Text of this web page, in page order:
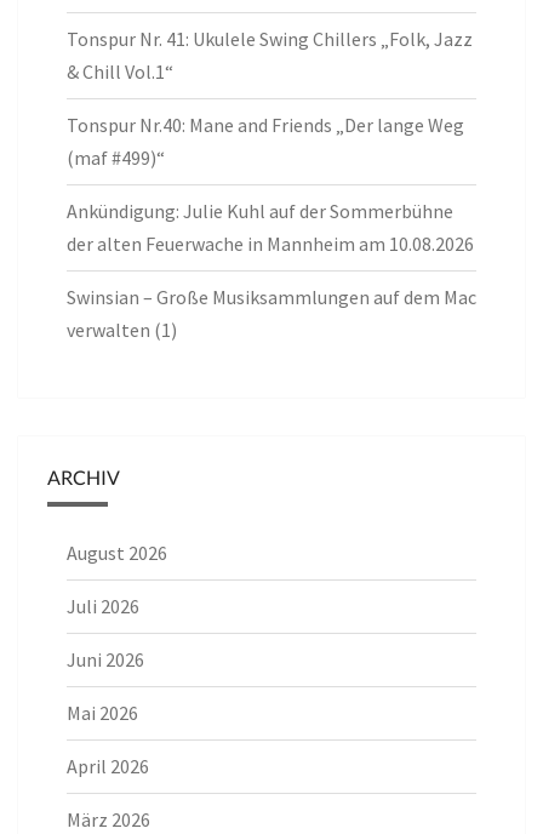
Tonspur Nr. 41: Ukulele Swing Chillers „Folk, Jazz
& Chill Vol.1“
Tonspur Nr.40: Mane and Friends „Der lange Weg
(maf #499)“
Ankündigung: Julie Kuhl auf der Sommerbühne
der alten Feuerwache in Mannheim am 10.08.2026
Swinsian – Große Musiksammlungen auf dem Mac
verwalten (1)
ARCHIV
August 2026
Juli 2026
Juni 2026
Mai 2026
April 2026
März 2026